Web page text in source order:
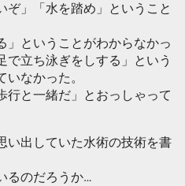
ぞ」「水を踏め」ということ
」ということがわからなかっ
で立ち泳ぎをしする」という
なかった。
行と一緒だ」とおっしゃって
い出していた水術の技術を書
るのだろうか…